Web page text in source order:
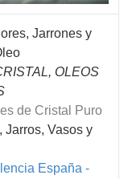
Jarrones y
OLEOS
de Cristal Puro
Jarros, Vasos y
España -